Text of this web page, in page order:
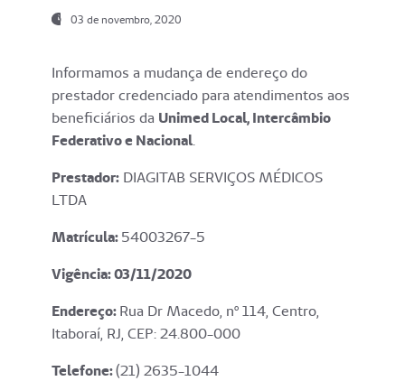
03 de novembro, 2020
Informamos a mudança de endereço do
prestador credenciado para atendimentos aos
beneficiários da Unimed Local, Intercâmbio
Federativo e Nacional.
Prestador: DIAGITAB SERVIÇOS MÉDICOS
LTDA
Matrícula:54003267-5
Vigência: 03/11/2020
Endereço:Rua Dr Macedo, nº 114, Centro,
Itaboraí, RJ, CEP: 24.800-000
Telefone:(21) 2635-1044